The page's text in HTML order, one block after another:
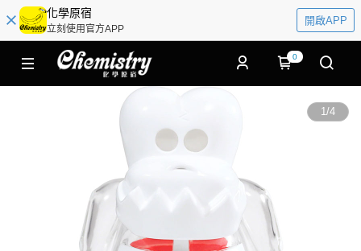
化學原宿
立刻使用官方APP
開啟APP
0
1/4